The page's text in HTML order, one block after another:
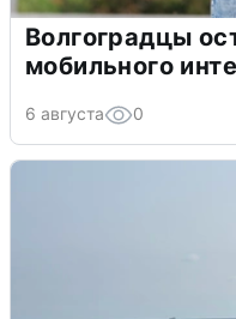
Волгоградцы
мобильного
6 августа 0